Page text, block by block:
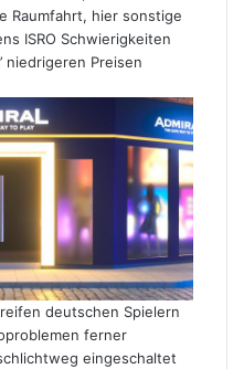
Raumfahrt, hier sonstige
ISRO Schwierigkeiten
niedrigeren Preisen
deutschen Spielern
ferner
eingeschaltet